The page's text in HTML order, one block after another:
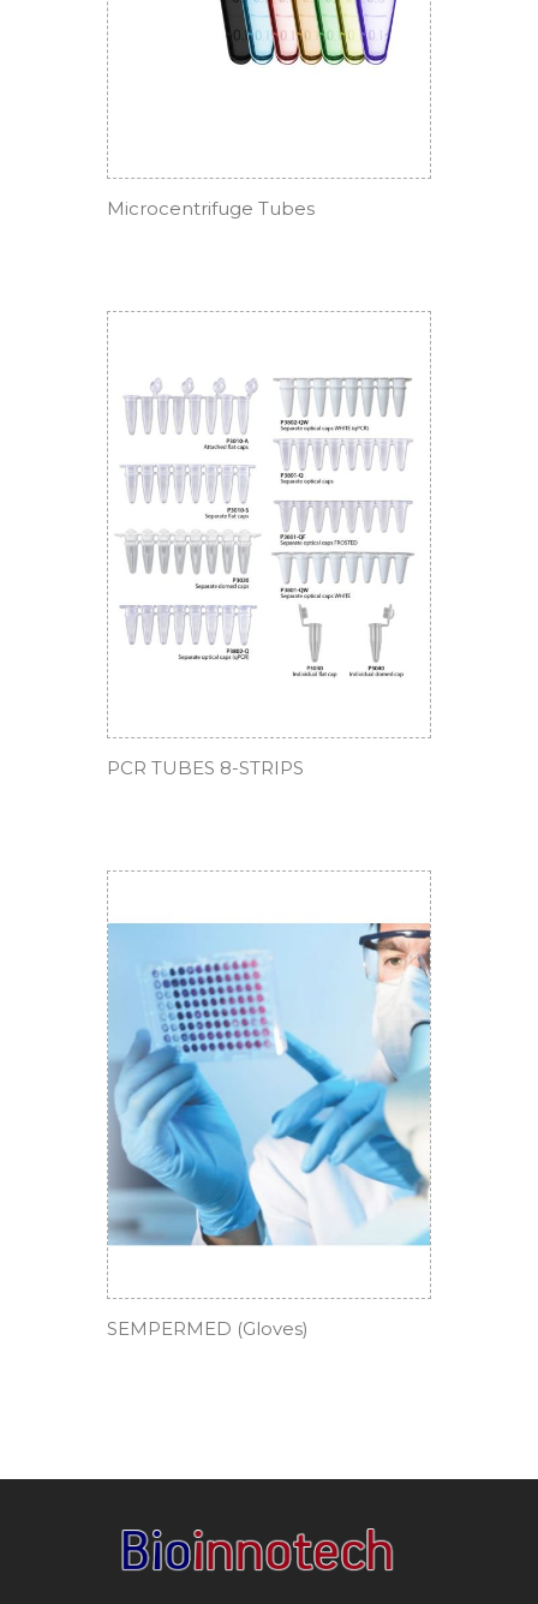
Microcentrifuge Tubes
PCR TUBES 8-STRIPS
SEMPERMED (Gloves)